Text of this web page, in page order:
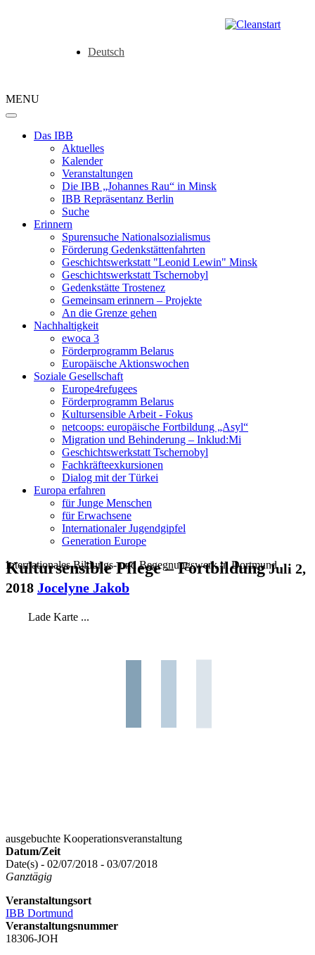
Deutsch
MENU
Das IBB
Aktuelles
Kalender
Veranstaltungen
Die IBB „Johannes Rau“ in Minsk
IBB Repräsentanz Berlin
Suche
Erinnern
Spurensuche Nationalsozialismus
Förderung Gedenkstättenfahrten
Geschichtswerkstatt "Leonid Lewin" Minsk
Geschichtswerkstatt Tschernobyl
Gedenkstätte Trostenez
Gemeinsam erinnern – Projekte
An die Grenze gehen
Nachhaltigkeit
ewoca 3
Förderprogramm Belarus
Europäische Aktionswochen
Soziale Gesellschaft
Europe4refugees
Förderprogramm Belarus
Kultursensible Arbeit - Fokus
netcoops: europäische Fortbildung „Asyl“
Migration und Behinderung – Inklud:Mi
Geschichtswerkstatt Tschernobyl
Fachkräfteexkursionen
Dialog mit der Türkei
Europa erfahren
für Junge Menschen
für Erwachsene
Internationaler Jugendgipfel
Generation Europe
Internationales Bildungs- und Begegnungswerk in Dortmund
Kultursensible Pflege – FortbildungJuli 2,
2018 Jocelyne Jakob
Lade Karte ...
ausgebuchte Kooperationsveranstaltung
Datum/Zeit
Date(s) - 02/07/2018 - 03/07/2018
Ganztägig
Veranstaltungsort
IBB Dortmund
Veranstaltungsnummer
18306-JOH